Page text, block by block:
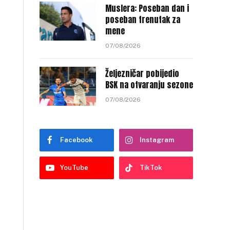
Muslera: Poseban dan i
poseban trenutak za
mene
07/08/2026
Željezničar pobijedio
BSK na otvaranju sezone
07/08/2026
Facebook Instagram
YouTube TikTok